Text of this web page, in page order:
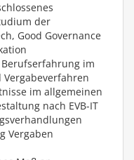
der
Good Governance
im
Vergabeverfahren
im allgemeinen
nach EVB-IT
Vergaben